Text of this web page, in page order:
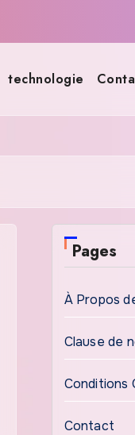
technologie
Pages
À Propos
Clause de
Conditions
Contact